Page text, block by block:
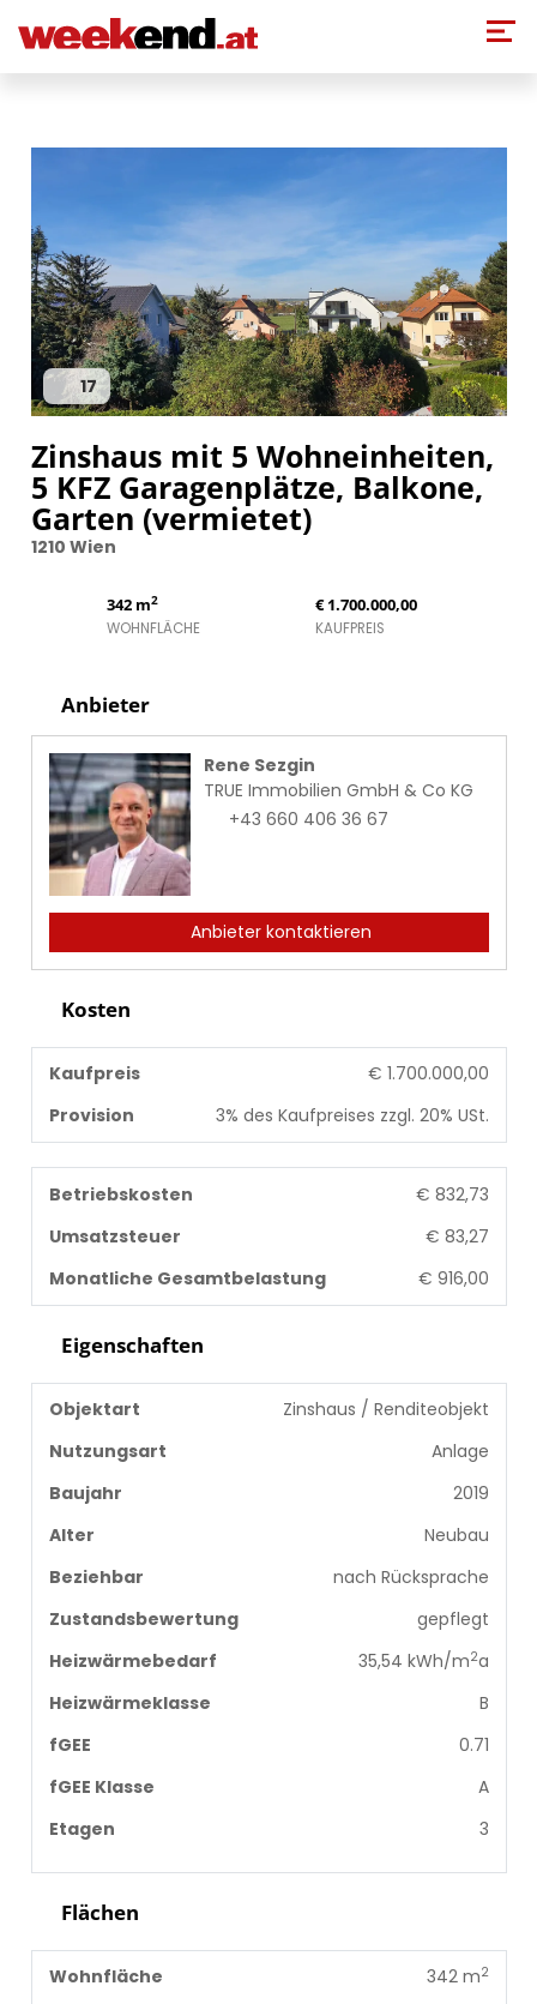
17
Zinshaus mit 5 Wohneinheiten,
5 KFZ Garagenplätze, Balkone,
Garten (vermietet)
1210 Wien
342 m2
WOHNFLÄCHE
€ 1.700.000,00
KAUFPREIS
Anbieter
Rene Sezgin
TRUE Immobilien GmbH & Co KG
+43 660 406 36 67
Anbieter kontaktieren
Kosten
Kaufpreis
€ 1.700.000,00
Provision
3% des Kaufpreises zzgl. 20% USt.
Betriebskosten
€ 832,73
Umsatzsteuer
€ 83,27
Monatliche Gesamtbelastung
€ 916,00
Eigenschaften
Objektart
Zinshaus / Renditeobjekt
Nutzungsart
Anlage
Baujahr
2019
Alter
Neubau
Beziehbar
nach Rücksprache
Zustandsbewertung
gepflegt
Heizwärmebedarf
35,54 kWh/m2a
Heizwärmeklasse
B
fGEE
0.71
fGEE Klasse
A
Etagen
3
Flächen
Wohnfläche 342 m2